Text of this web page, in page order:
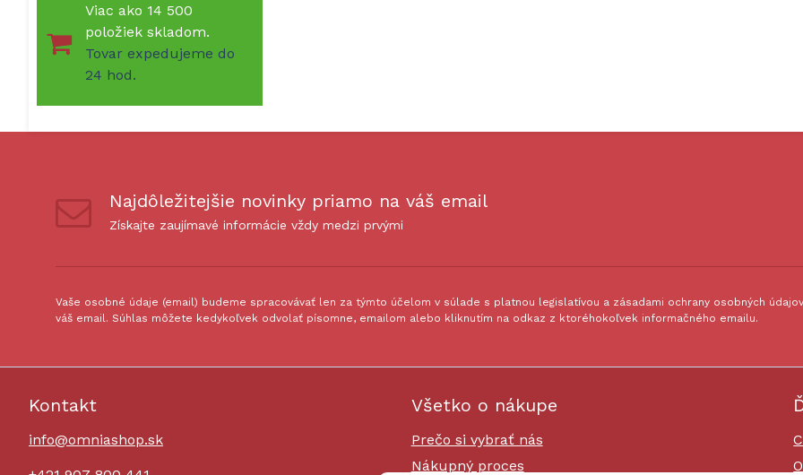
Viac ako 14 500
položiek skladom.
Tovar expedujeme do
24 hod.
Najdôležitejšie novinky priamo na váš email
Získajte zaujímavé informácie vždy medzi prvými
Vaše osobné údaje (email) budeme spracovávať len za týmto účelom v súlade s platnou legislatívou a zásadami ochrany osobných
váš email. Súhlas môžete kedykoľvek odvolať písomne, emailom alebo kliknutím na odkaz z ktoréhokoľvek informačného emailu.
Kontakt
info@omniashop.sk
Všetko o nákupe
Prečo si vybrať nás
Nákupný proces